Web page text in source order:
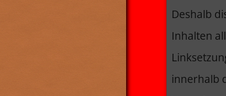
Deshalb
Inhalten
innerhalb